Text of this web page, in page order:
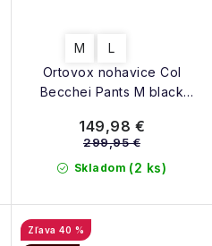
Ortovox nohavice Col
Becchei Pants M black
M L
Skladom (2 ks)
149,98 €
299,95 €
40 %